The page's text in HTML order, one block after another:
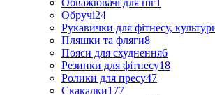
Обважювачі для ніг1
Обручі24
Рукавички для фітнесу,
Пляшки та фляги8
Пояси для схуднення6
Резинки для фітнесу18
Ролики для пресу47
Скакалки177